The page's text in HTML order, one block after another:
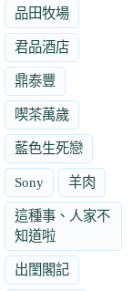
品田牧場
君品酒店
鼎泰豐
喫茶萬歲
藍色生死戀
Sony 羊肉
這種事、人家不
知道啦
出閨閣記